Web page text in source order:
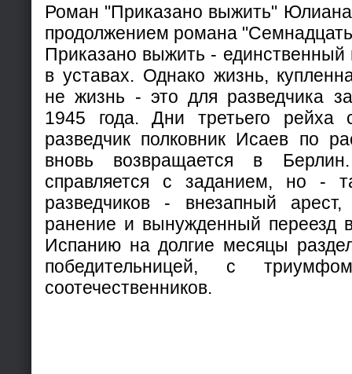
Роман "Приказано выжить"
продолжением романа
Приказано выжить - единственный
в уставах. Однако жизнь,
не жизнь - это для разведчика
1945 года. Дни третьего peйxa
разведчик полковник Исаев по
вновь возвращается в
справляется с заданием, но -
разведчиков - внезапный
ранение и вынужденный переезд
Испанию на долгие месяцы
победительницей, с
соотечественников.